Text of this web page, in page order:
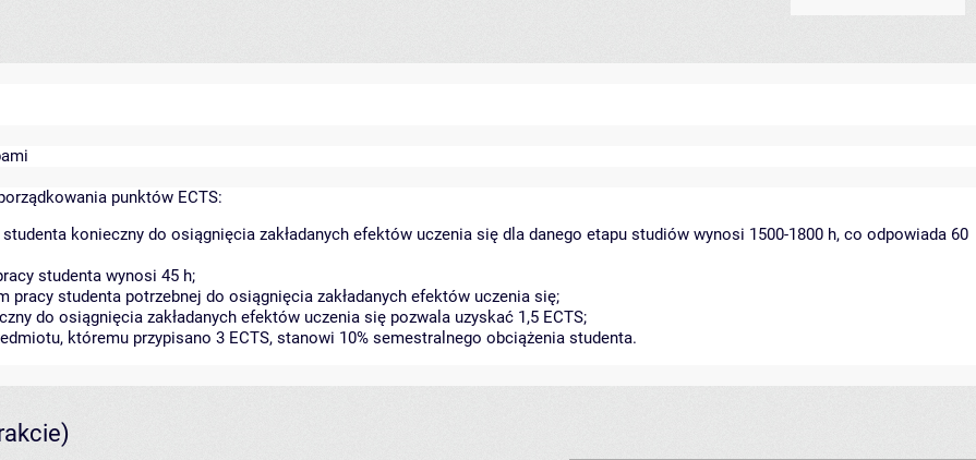
punktów ECTS:
konieczny do osiągnięcia zakładanych efektów uczenia się dla danego etapu studiów wynosi 1500-1800 h, co odpowiada 60
studenta wynosi 45 h;
pracy studenta potrzebnej do osiągnięcia zakładanych efektów uczenia się;
do osiągnięcia zakładanych efektów uczenia się pozwala uzyskać 1,5 ECTS;
któremu przypisano 3 ECTS, stanowi 10% semestralnego obciążenia studenta.